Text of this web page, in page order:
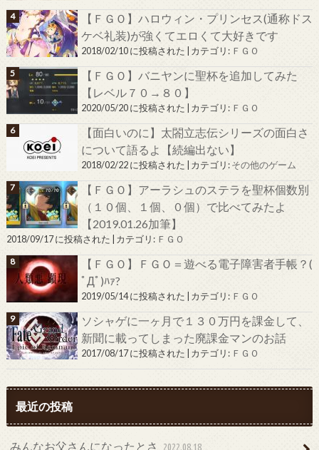
【ＦＧＯ】ハロウィン・プリンセス(通称ドス
ケベ礼装)が強くてエロくて大好きです
2018/02/10 に投稿された カテゴリ: ＦＧＯ
【ＦＧＯ】バニヤンに聖杯を追加してみた
【レベル７０→８０】
2020/05/20 に投稿された カテゴリ: ＦＧＯ
【面白いのに】太閤立志伝シリーズの面白さ
について語るよ【続編出ない】
2018/02/22 に投稿された カテゴリ:その他のゲーム
【ＦＧＯ】アーラシュのステラを聖杯個数別
（１０個、１個、０個）で比べてみたよ
【2019.01.26加筆】
2018/09/17 に投稿された カテゴリ: ＦＧＯ
【ＦＧＯ】ＦＧＯ＝遊べる電子障害者手帳？(
ﾟДﾟ)ﾊｧ?
2019/05/14 に投稿された カテゴリ: ＦＧＯ
ソシャゲに一ヶ月で１３０万円を課金して、
新聞に載ってしまった廃課金マンのお話
2017/08/17 に投稿された カテゴリ: ＦＧＯ
最近の投稿
みんなお父さんになったとさ 2022.08.18